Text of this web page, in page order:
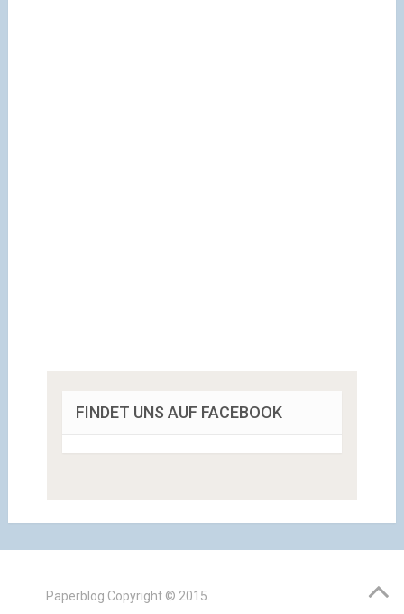
FINDET UNS AUF FACEBOOK
Paperblog Copyright © 2015.